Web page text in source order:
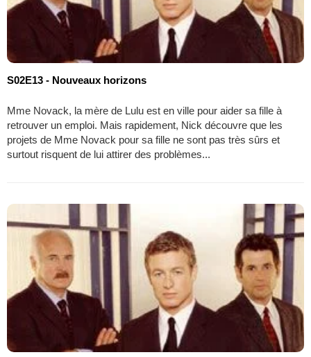
S02E13 - Nouveaux horizons
Mme Novack, la mère de Lulu est en ville pour aider sa fille à
retrouver un emploi. Mais rapidement, Nick découvre que les
projets de Mme Novack pour sa fille ne sont pas très sûrs et
surtout risquent de lui attirer des problèmes...